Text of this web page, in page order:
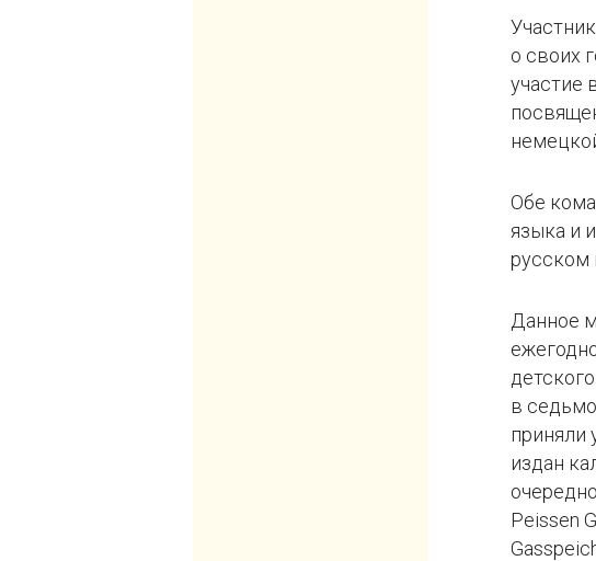
о своих
участие
Обе
языка и
русском
Данное
в
приняли
издан
Peissen